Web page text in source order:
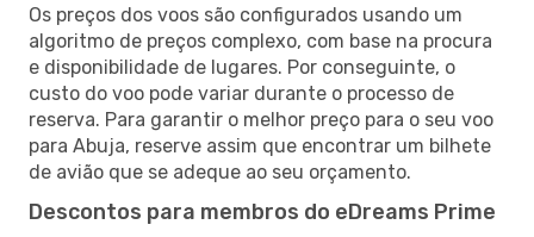
Os preços dos voos são configurados usando um
algoritmo de preços complexo, com base na procura
e disponibilidade de lugares. Por conseguinte, o
custo do voo pode variar durante o processo de
reserva. Para garantir o melhor preço para o seu voo
para Abuja, reserve assim que encontrar um bilhete
de avião que se adeque ao seu orçamento.
Descontos para membros do eDreams Prime